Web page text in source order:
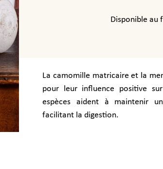
Disponible au
La camomille matricaire et la
pour leur influence positive
espèces aident à maintenir
facilitant la digestion.